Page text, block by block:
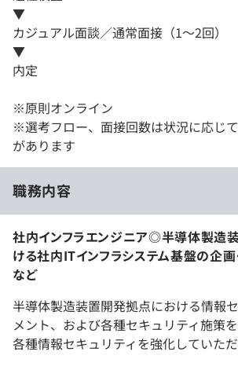
▼
カジュアル面談／通常面接（1～2回）
▼
内定
※原則オンライン
※選考フロー、面接回数は状況に応じ
があります
職務内容
社内インフラエンジニア◎半導体製造
ける社内ITインフラシステム基盤の企画
など
半導体製造装置開発拠点における情報
メント、および各種セキュリティ施策
各種情報セキュリティを強化していただ